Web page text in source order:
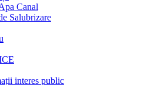
Canal
Salubrizare
interes public